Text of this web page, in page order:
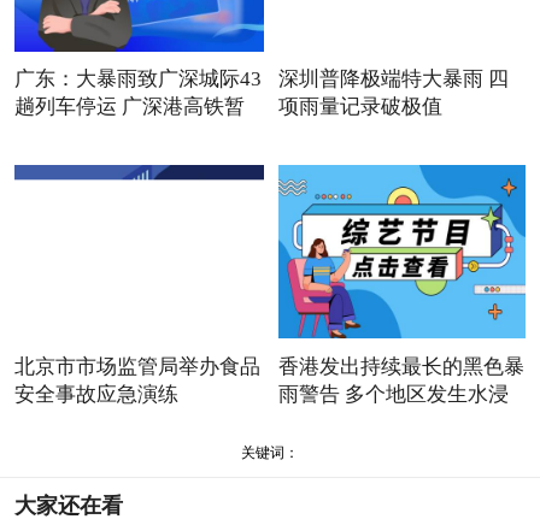
广东：大暴雨致广深城际43
趟列车停运 广深港高铁暂
深圳普降极端特大暴雨 四
项雨量记录破极值
北京市市场监管局举办食品
安全事故应急演练
香港发出持续最长的黑色暴
雨警告 多个地区发生水浸
关键词：
大家还在看